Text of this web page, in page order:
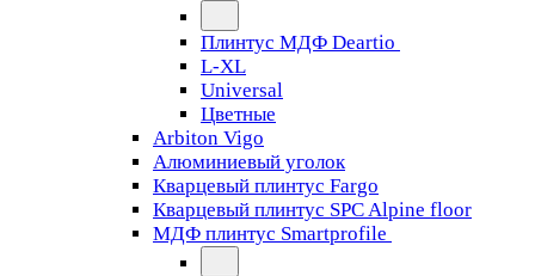
Плинтус МДФ Deartio
L-XL
Universal
Цветные
Arbiton Vigo
Алюминиевый уголок
Кварцевый плинтус Fargo
Кварцевый плинтус SPC Alpine floor
МДФ плинтус Smartprofile